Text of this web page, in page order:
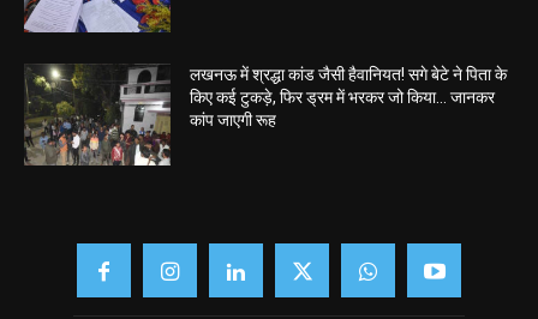
लखनऊ में श्रद्धा कांड जैसी हैवानियत! सगे बेटे ने पिता के
किए कई टुकड़े, फिर ड्रम में भरकर जो किया… जानकर
कांप जाएगी रूह